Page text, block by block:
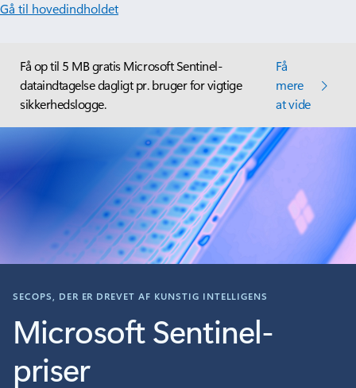
Gå til hovedindholdet
Få op til 5 MB gratis Microsoft Sentinel-
dataindtagelse dagligt pr. bruger for vigtige
sikkerhedslogge.
Få
mere
at vide
SECOPS, DER ER DREVET AF KUNSTIG INTELLIGENS
Microsoft Sentinel-
priser